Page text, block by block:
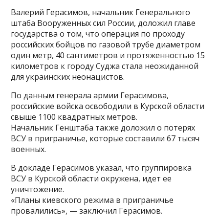
Валерий Герасимов, начальник Генерального
штаба Вооруженных сил России, доложил главе
государства о том, что операция по проходу
российских бойцов по газовой трубе диаметром
один метр, 40 сантиметров и протяженностью 15
километров к городу Суджа стала неожиданной
для украинских неонацистов.
По данным генерала армии Герасимова,
российские войска освободили в Курской области
свыше 1100 квадратных метров.
Начальник Генштаба также доложил о потерях
ВСУ в приграничье, которые составили 67 тысяч
военных.
В докладе Герасимов указал, что группировка
ВСУ в Курской области окружена, идет ее
уничтожение.
«Планы киевского режима в приграничье
провалились», — заключил Герасимов.